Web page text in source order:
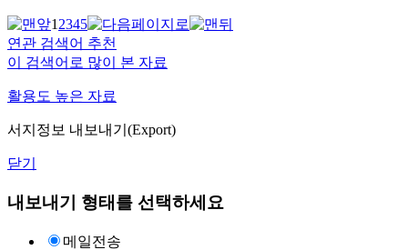
12345
연관 검색어 추천
이 검색어로 많이 본 자료
활용도 높은 자료
서지정보 내보내기(Export)
닫기
내보내기 형태를 선택하세요
메일전송